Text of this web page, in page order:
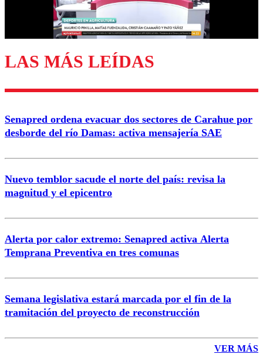
Enviar comentario
LAS MÁS LEÍDAS
Senapred ordena evacuar dos sectores de Carahue por
desborde del río Damas: activa mensajería SAE
Nuevo temblor sacude el norte del país: revisa la
magnitud y el epicentro
Alerta por calor extremo: Senapred activa Alerta
Temprana Preventiva en tres comunas
Semana legislativa estará marcada por el fin de la
tramitación del proyecto de reconstrucción
VER MÁS